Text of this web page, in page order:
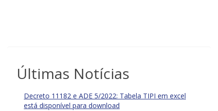
Últimas Notícias
Decreto 11182 e ADE 5/2022: Tabela TIPI em excel
está disponível para download